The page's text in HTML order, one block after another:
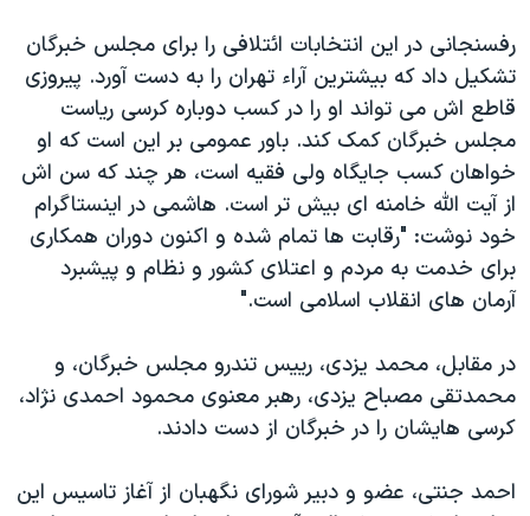
رفسنجانی در این انتخابات ائتلافی را برای مجلس خبرگان
تشکیل داد که بیشترین آراء تهران را به دست آورد. پیروزی
قاطع اش می تواند او را در کسب دوباره کرسی ریاست
مجلس خبرگان کمک کند. باور عمومی بر این است که او
خواهان کسب جایگاه ولی فقیه است، هر چند که سن اش
از آیت الله خامنه ای بیش تر است. هاشمی در اینستاگرام
خود نوشت: "رقابت ها تمام شده و اکنون دوران همکاری
برای خدمت به مردم و اعتلای کشور و نظام و پیشبرد
آرمان های انقلاب اسلامی است."
در مقابل، محمد یزدی، رییس تندرو مجلس خبرگان، و
محمدتقی مصباح یزدی، رهبر معنوی محمود احمدی نژاد،
کرسی هایشان را در خبرگان از دست دادند.
احمد جنتی، عضو و دبیر شورای نگهبان از آغاز تاسیس این